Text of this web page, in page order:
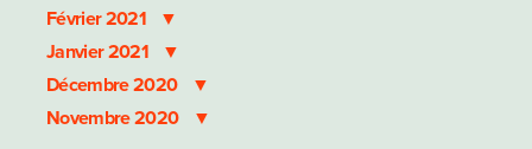
Février 2021
Janvier 2021
Décembre 2020
Novembre 2020